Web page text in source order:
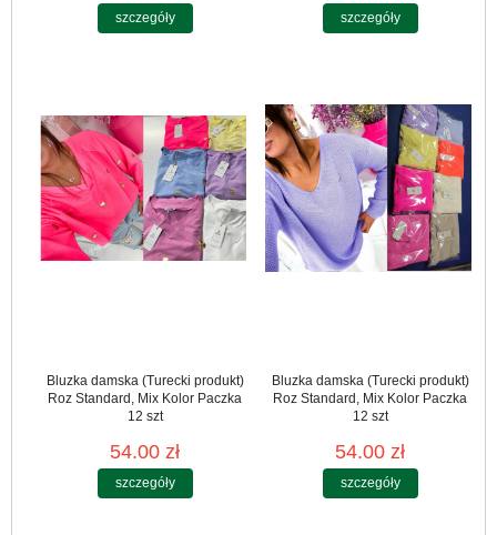
szczegóły szczegóły
Bluzka damska (Turecki produkt)
Roz Standard, Mix Kolor Paczka
12 szt
54.00 zł
szczegóły
Bluzka damska (Turecki produkt)
Roz Standard, Mix Kolor Paczka
12 szt
54.00 zł
szczegóły